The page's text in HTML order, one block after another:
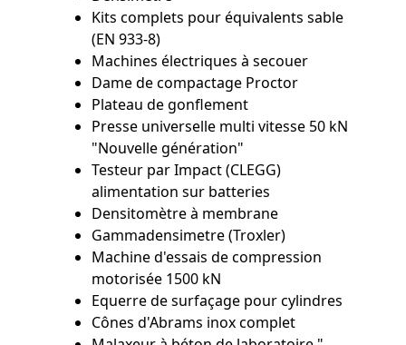
Kits complets pour équivalents sable
(EN 933-8)
Machines électriques à secouer
Dame de compactage Proctor
Plateau de gonflement
Presse universelle multi vitesse 50 kN
"Nouvelle génération"
Testeur par Impact (CLEGG)
alimentation sur batteries
Densitomètre à membrane
Gammadensimetre (Troxler)
Machine d'essais de compression
motorisée 1500 kN
Equerre de surfaçage pour cylindres
Cônes d'Abrams inox complet